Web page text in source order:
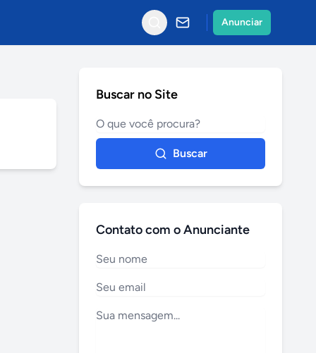
Anunciar
Buscar no Site
Buscar
Contato com o Anunciante